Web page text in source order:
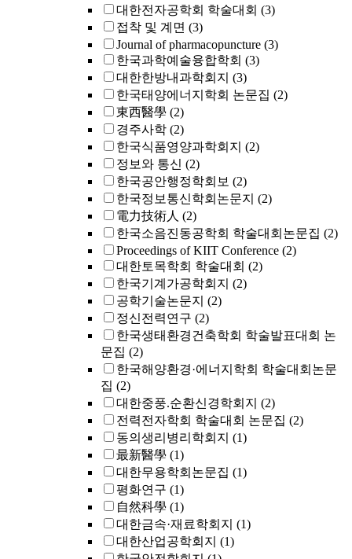
대한전자공학회 학술대회 (3)
접착 및 계면 (3)
Journal of pharmacopuncture (3)
한국과학예술융합학회 (3)
대한한방내과학회지 (3)
한국태양에너지학회 논문집 (2)
東西醫學 (2)
경주사학 (2)
한국식품영양과학회지 (2)
정보와 통신 (2)
한국공안행정학회보 (2)
한국정보통신학회논문지 (2)
電力技術人 (2)
한국소음진동공학회 학술대회논문집 (2)
Proceedings of KIIT Conference (2)
대한토목학회 학술대회 (2)
한국기계가공학회지 (2)
공학기술논문지 (2)
정신전력연구 (2)
한국생태환경건축학회 학술발표대회 논
문집 (2)
한국해양환경·에너지학회 학술대회논문
집 (2)
대한중풍.순환신경학회지 (2)
전력전자학회 학술대회 논문집 (2)
동의생리병리학회지 (1)
最新醫學 (1)
대한무용학회논문집 (1)
평화연구 (1)
自然科學 (1)
대한금속·재료학회지 (1)
대한산업공학회지 (1)